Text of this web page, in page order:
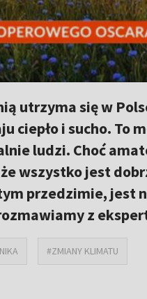
utrzyma się w
ciepło i sucho. To
ludzi. Choć
wszystko jest
przedzimie, jest
z
#ZMIANY KLIMATU